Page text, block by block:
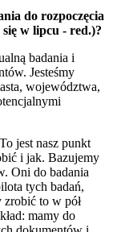
do rozpoczęcia
w lipcu - red.)?
badania i
Jesteśmy
województwa,
jest nasz punkt
i jak. Bazujemy
Oni do badania
tych badań,
to w pół
mamy do